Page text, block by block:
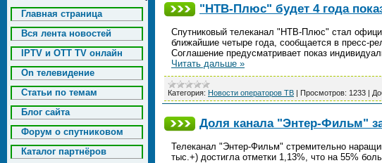
Главная страница
Вся лента новостей
IPTV и OTT TV онлайн
On телевидение
Статьи по темам
Блог сайта
Форум о спутниковом
Каталог партнёров
"НТВ-Плюс" будет 4 года
Спутниковый телеканал "НТВ-Плюс" стал
ближайшие четыре года, сообщается в пресс-
Соглашение предусматривает показ
Читать дальше »
Категория: Новости операторов ТВ | Просмотров: 1233 |
Доля канала "Энтер-Фильм"
Телеканал "Энтер-Фильм" стремительно
тыс.+) достигла отметки 1,13%, что на 55%